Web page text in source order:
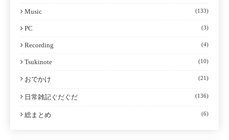
Music (133)
PC (3)
Recording (4)
Tsukinote (10)
おでかけ (21)
日常雑記ぐだぐだ (136)
総まとめ (6)